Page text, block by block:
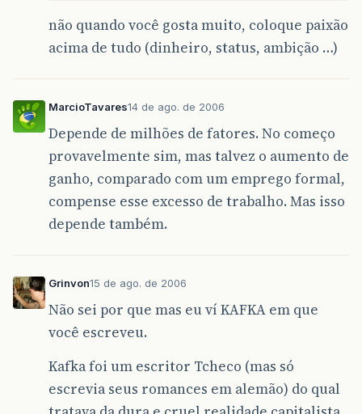
não quando você gosta muito, coloque paixão
acima de tudo (dinheiro, status, ambição …)
MarcioTavares14 de ago. de 2006
Depende de milhões de fatores. No começo
provavelmente sim, mas talvez o aumento de
ganho, comparado com um emprego formal,
compense esse excesso de trabalho. Mas isso
depende também.
Grinvon15 de ago. de 2006
Não sei por que mas eu ví KAFKA em que
você escreveu.
Kafka foi um escritor Tcheco (mas só
escrevia seus romances em alemão) do qual